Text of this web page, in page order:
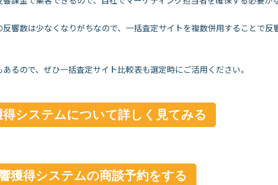
響数は少なくなりがちなので、一括査定サイトを複数併用することで反
るので、ぜひ一括査定サイト比較表も選定時にご活用ください。
システムについて詳しく見てみる
獲得システムの商談予約をする